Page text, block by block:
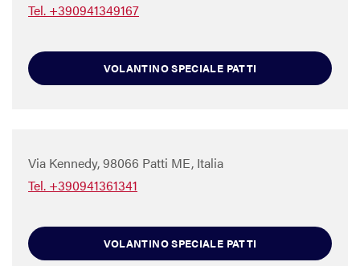
Tel. +390941349167
VOLANTINO SPECIALE PATTI
Via Kennedy, 98066 Patti ME, Italia
Tel. +390941361341
VOLANTINO SPECIALE PATTI